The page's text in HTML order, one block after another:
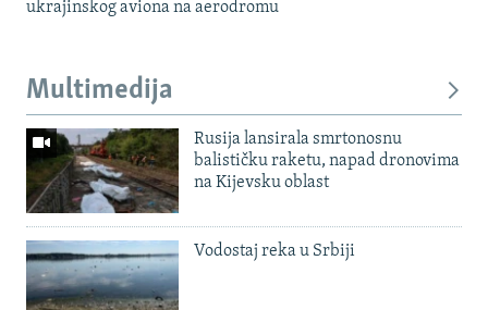
ukrajinskog aviona na aerodromu
Multimedija
Rusija lansirala smrtonosnu
balističku raketu, napad dronovima
na Kijevsku oblast
Vodostaj reka u Srbiji